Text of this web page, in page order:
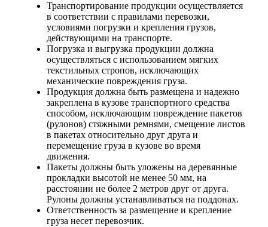
Транспортирование продукции осуществляется
в соответствии с правилами перевозки,
условиями погрузки и крепления грузов,
действующими на транспорте.
Погрузка и выгрузка продукции должна
осуществляться с использованием мягких
текстильных стропов, исключающих
механические повреждения груза.
Продукция должна быть размещена и надежно
закреплена в кузове транспортного средства
способом, исключающим повреждение пакетов
(рулонов) стяжными ремнями, смещение листов
в пакетах относительно друг друга и
перемещение груза в кузове во время
движения.
Пакеты должны быть уложены на деревянные
прокладки высотой не менее 50 мм, на
расстоянии не более 2 метров друг от друга.
Рулоны должны устанавливаться на поддонах.
Ответственность за размещение и крепление
груза несет перевозчик.